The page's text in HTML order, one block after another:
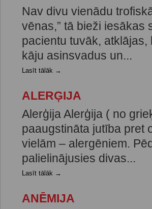
Nav divu vienādu
vēnas,” tā bieži iesākas
pacientu tuvāk, atklājas,
kāju asinsvadus un...
Lasīt tālāk →
ALERĢIJA
Alerģija Alerģija ( no
paaugstināta jutība pret
vielām – alergēniem.
palielinājusies divas...
Lasīt tālāk →
ANĒMIJA